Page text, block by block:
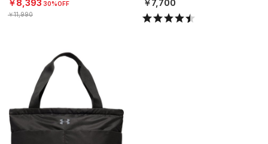
￥8,393 30%OFF
￥11,990
￥7,700